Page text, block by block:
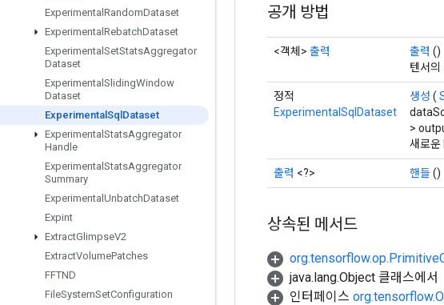
Experimental RandomDataset
Experimental RebatchDataset
Experimental SetStatsAggregator
Dataset
Experimental SlidingWindow
Dataset
Experimental Sql Dataset
Experimental StatsAggregator
Handle
Experimental StatsAggregator
Summary
Experimental UnbatchDataset
Expint
ExtractGlimpseV2
ExtractVolumePatches
FFTND
FileSystemSetConfiguration
공개 방법
<객체> 출력 출력 ()
텐서의
정적
ExperimentalSqlDataset
생성 (
>
새로운
출력 <?> 핸들()
상속된 메서드
java.lang.Object 클래스에서
인터페이스